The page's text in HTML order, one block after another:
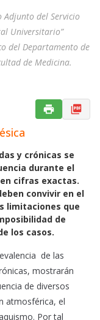
Adjunto del Servicio
Universitario”
del Departamento de
de Medicina.
y crónicas se
durante el
cifras exactas.
convivir en el
limitaciones que
de
los casos.
de las
mostrarán
de diversos
atmosférica, el
Por tal